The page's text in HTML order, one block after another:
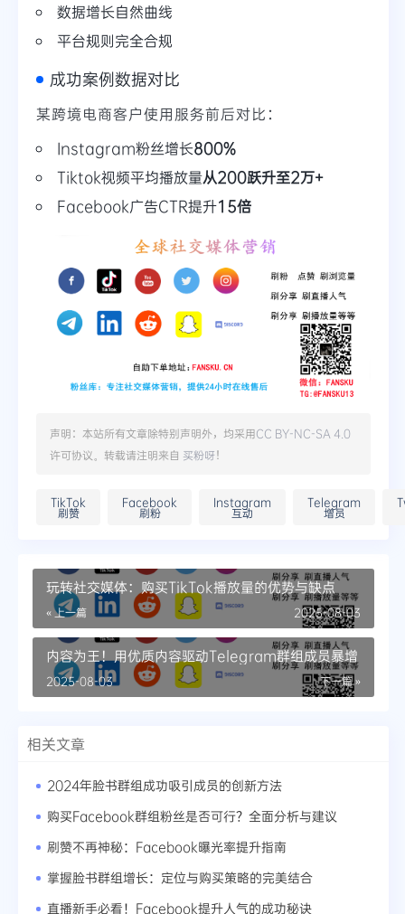
数据增长自然曲线
平台规则完全合规
成功案例数据对比
某跨境电商客户使用服务前后对比：
Instagram粉丝增长800%
Tiktok视频平均播放量从200跃升至2万+
Facebook广告CTR提升15倍
声明：本站所有文章除特别声明外，均采用CC BY-NC-SA 4.0
许可协议。转载请注明来自 买粉呀！
TikTok
刷赞
Facebook
刷粉
Instagram
互动
Telegram
增员
玩转社交媒体：购买TikTok播放量的优势与缺点
« 上一篇 2025-08-03
内容为王！用优质内容驱动Telegram群组成员暴增
下一篇 »
2025-08-03
相关文章
2024年脸书群组成功吸引成员的创新方法
购买Facebook群组粉丝是否可行？全面分析与建议
刷赞不再神秘：Facebook曝光率提升指南
掌握脸书群组增长：定位与购买策略的完美结合
直播新手必看！Facebook提升人气的成功秘诀